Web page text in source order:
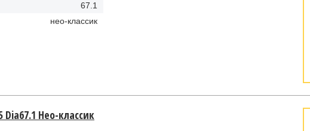
67.1
нео-классик
Hео-классик